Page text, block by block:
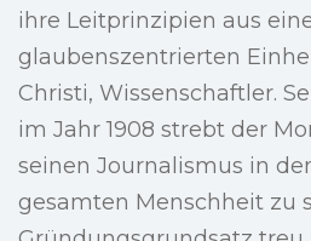
ihre Leitprinzipien aus
glaubenszentrierten
Christi, Wissenschaftler.
im Jahr 1908 strebt der
seinen Journalismus in
gesamten Menschheit zu